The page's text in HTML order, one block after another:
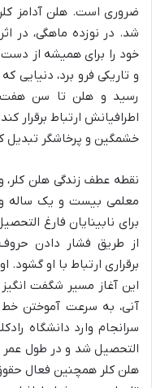
شد. در نوزده ماهگی، در
خود را برای همیشه از دست
و تاریکی فرو برد، دنیایی
رسید و هلن تا سن هفت
اطرافیانش ارتباط برقرار
خشمگین و پرخاشگر تبدیل
معلمی بیست و یک ساله و
برای نابینایان فارغ
از طریق فشار دادن
برقراری ارتباط با او
این آغاز مسیر شگفت
آنی، به سرعت آموختن
هلن کلر همچنین فعال